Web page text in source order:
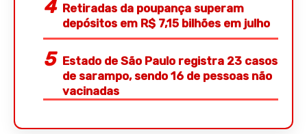
Retiradas da poupança superam
depósitos em R$ 7,15 bilhões em julho
Estado de São Paulo registra 23 casos
de sarampo, sendo 16 de pessoas não
vacinadas